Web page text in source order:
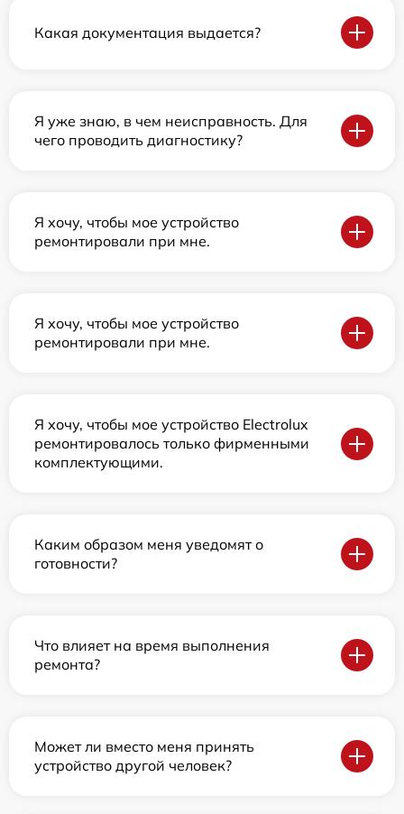
Какая документация выдается?
Я уже знаю, в чем неисправность. Для
чего проводить диагностику?
Я хочу, чтобы мое устройство
ремонтировали при мне.
Я хочу, чтобы мое устройство
ремонтировали при мне.
Я хочу, чтобы мое устройство Electrolux
ремонтировалось только фирменными
комплектующими.
Каким образом меня уведомят о
готовности?
Что влияет на время выполнения
ремонта?
Может ли вместо меня принять
устройство другой человек?